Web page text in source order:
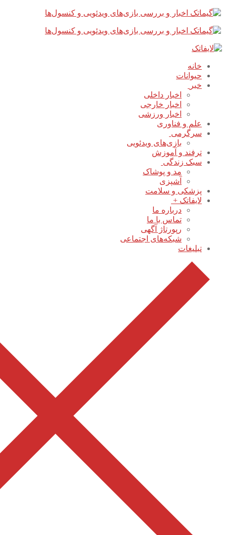
پرش
محتوا
فهرست
بستن
خانه
حیوانات
خبر
اخبار داخلی
اخبار خارجی
اخبار ورزشی
علم و فناوری
سرگرمی
بازی‌های ویدئویی
ترفند و آموزش
سبک زندگی
مد و پوشاک
آشپزی
پزشکی و سلامت
لایفاتک +
درباره ما
تماس با ما
رپورتاژ آگهی
شبکه‌های اجتماعی
تبلیغات